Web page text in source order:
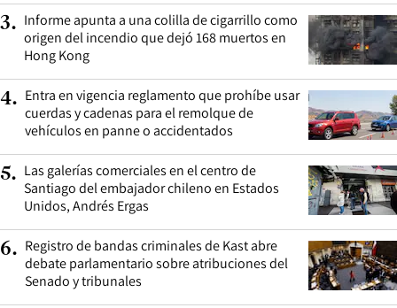
3. Informe apunta a una colilla de cigarrillo como
origen del incendio que dejó 168 muertos en
Hong Kong
4. Entra en vigencia reglamento que prohíbe usar
cuerdas y cadenas para el remolque de
vehículos en panne o accidentados
5. Las galerías comerciales en el centro de
Santiago del embajador chileno en Estados
Unidos, Andrés Ergas
6. Registro de bandas criminales de Kast abre
debate parlamentario sobre atribuciones del
Senado y tribunales